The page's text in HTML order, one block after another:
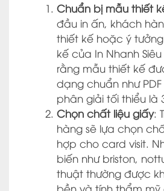
Chuẩn bị mẫu thiết
đầu in ấn, khách
thiết kế hoặc ý
kế của In Nhanh
rằng mẫu thiết kế
dạng chuẩn như
phân giải tối thiểu là
Chọn chất liệu giấy:
hàng sẽ lựa chọn
hợp cho card visit.
biến như briston,
thuật thường được
bền và tính thẩm mỹ